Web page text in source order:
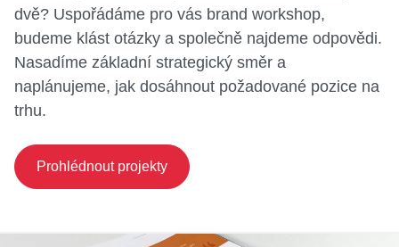
dvě? Uspořádáme pro vás brand workshop,
budeme klást otázky a společně najdeme odpovědi.
Nasadíme základní strategický směr a
naplánujeme, jak dosáhnout požadované pozice na
trhu.
Prohlédnout projekty